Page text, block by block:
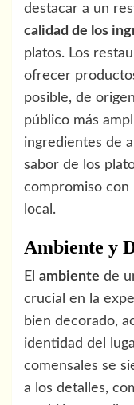
destacar a un
calidad de los
platos. Los
ofrecer
posible, de
público más
ingredientes de
sabor de los
compromiso con
local.
Ambiente y
El ambiente de
crucial en la
bien decorado,
identidad del
comensales se
a los detalles,